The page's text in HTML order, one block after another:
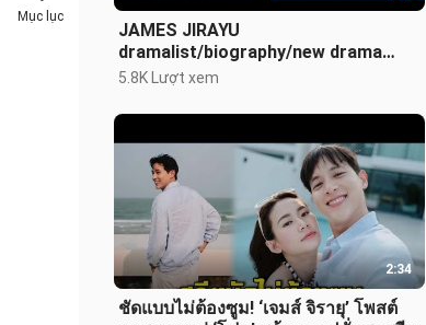
Mục lục
JAMES JIRAYU
dramalist/biography/new drama
update
5.8K Lượt xem
2:34
ชัดแบบไม่ต้องซูม! ‘เจมส์ จิรายุ’ โพสต์